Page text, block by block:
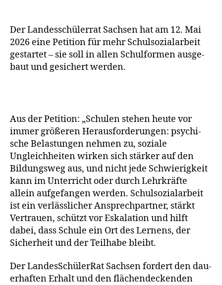
Der Landesschülerrat Sachsen hat am 12. Mai
2026 eine Petition für mehr Schulsozialarbeit
gestar­tet – sie soll in allen Schulformen aus­ge­
baut und gesi­chert werden.
Aus der Petition: „Schulen ste­hen heu­te vor
immer grö­ße­ren Herausforderungen: psy­chi­
sche Belastungen neh­men zu, sozia­le
Ungleichheiten wir­ken sich stär­ker auf den
Bildungsweg aus, und nicht jede Schwierigkeit
kann im Unterricht oder durch Lehrkräfte
allein auf­ge­fan­gen wer­den. Schulsozialarbeit
ist ein ver­läss­li­cher Ansprechpartner, stärkt
Vertrauen, schützt vor Eskalation und hilft
dabei, dass Schule ein Ort des Lernens, der
Sicherheit und der Teilhabe bleibt.
Der LandesSchülerRat Sachsen for­dert den dau­
er­haf­ten Erhalt und den flä­chen­de­cken­den